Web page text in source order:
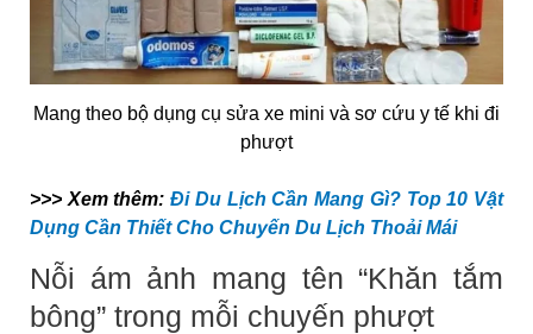
Mang theo bộ dụng cụ sửa xe mini và sơ cứu y tế khi đi
phượt
>>> Xem thêm: Đi Du Lịch Cần Mang Gì? Top 10 Vật
Dụng Cần Thiết Cho Chuyến Du Lịch Thoải Mái
Nỗi ám ảnh mang tên “Khăn tắm
bông” trong mỗi chuyến phượt